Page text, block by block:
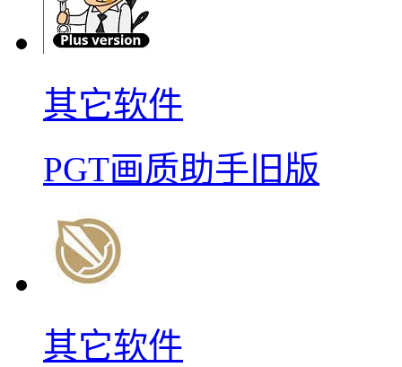
其它软件
PGT画质助手旧版
其它软件